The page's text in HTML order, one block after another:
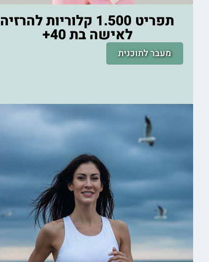
תפריט 1.500 קלוריות להרזיה
לאישה בת 40+
מעבר לתוכנית
תפריט 1.400 קלוריות
Metabolic Boost לירידה
במשקל
תפריט מפורט ל־14 יום עם ערכים תזונתיים ודגשים
חילוף חומרים יעיל ושיפור רגישות לאינסולין.
מותאם לאישה 40+ שרוצה להחזיר את הגוף לקצב טבעי,
להרגיש אנרגטית ולרדת 2–4 ק”ג בשבועיים בצורה מאוזנת